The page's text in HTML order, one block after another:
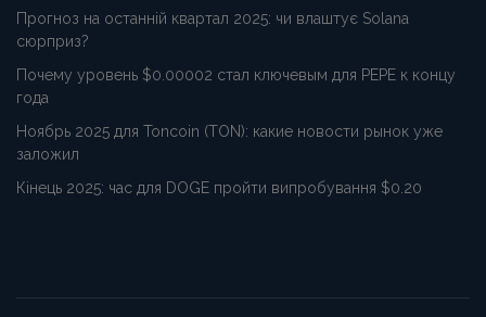
Прогноз на останній квартал 2025: чи влаштує Solana
сюрприз?
Почему уровень $0.00002 стал ключевым для PEPE к концу
года
Ноябрь 2025 для Toncoin (TON): какие новости рынок уже
заложил
Кінець 2025: час для DOGE пройти випробування $0.20